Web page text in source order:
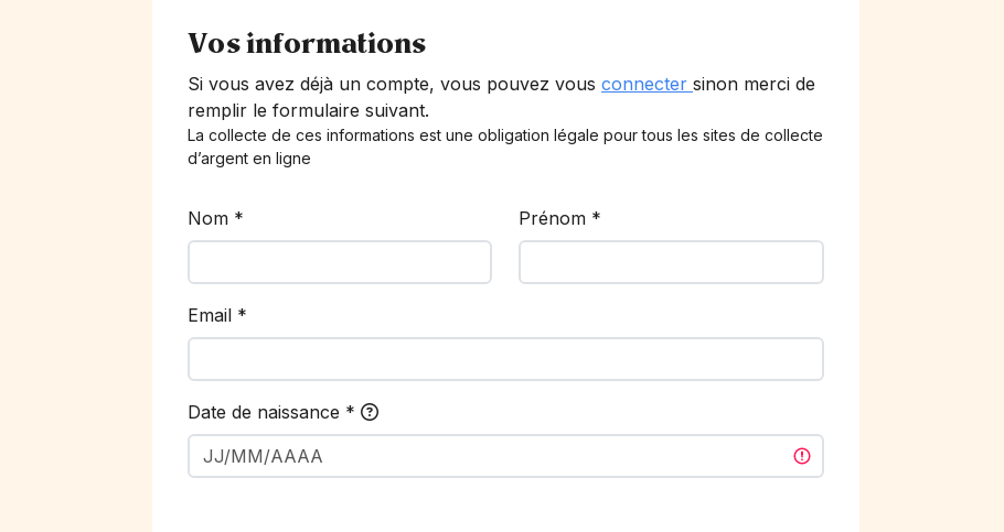
Vos informations
Si vous avez déjà un compte, vous pouvez vous connecter sinon merci de
remplir le formulaire suivant.
La collecte de ces informations est une obligation légale pour tous les sites de collecte
d’argent en ligne
Nom * Prénom *
Email *
Date de naissance *